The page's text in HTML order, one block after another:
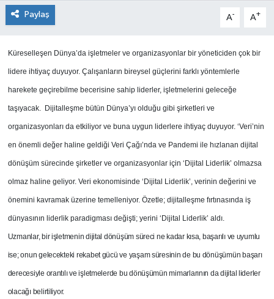
Paylaş A- A+
Küreselleşen Dünya’da işletmeler ve organizasyonlar bir yöneticiden çok bir
lidere ihtiyaç duyuyor. Çalışanların bireysel güçlerini farklı yöntemlerle
harekete geçirebilme becerisine sahip liderler, işletmelerini geleceğe
taşıyacak. Dijitalleşme bütün Dünya’yı olduğu gibi şirketleri ve
organizasyonları da etkiliyor ve buna uygun liderlere ihtiyaç duyuyor. ‘Veri’nin
en önemli değer haline geldiği Veri Çağı’nda ve Pandemi ile hızlanan dijital
dönüşüm sürecinde şirketler ve organizasyonlar için ‘Dijital Liderlik’ olmazsa
olmaz haline geliyor. Veri ekonomisinde ‘Dijital Liderlik’, verinin değerini ve
önemini kavramak üzerine temelleniyor. Özetle; dijitalleşme fırtınasında iş
dünyasının liderlik paradigması değişti; yerini ‘Dijital Liderlik’ aldı.
Uzmanlar, bir işletmenin dijital dönüşüm süreci ne kadar kısa, başarılı ve uyumlu
ise; onun gelecekteki rekabet gücü ve yaşam süresinin de bu dönüşümün başarı
derecesiyle orantılı ve işletmelerde bu dönüşümün mimarlarının da dijital liderler
olacağı belirtiliyor.